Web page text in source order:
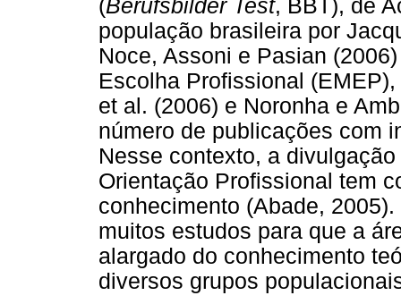
(Berufsbilder Test, BBT), de
população brasileira por
Noce, Assoni e Pasian
Escolha Profissional
et al. (2006) e Noronha e
número de publicações com
Nesse contexto, a
Orientação Profissional tem
conhecimento (Abade,
muitos estudos para que a
alargado do conhecimento
diversos grupos